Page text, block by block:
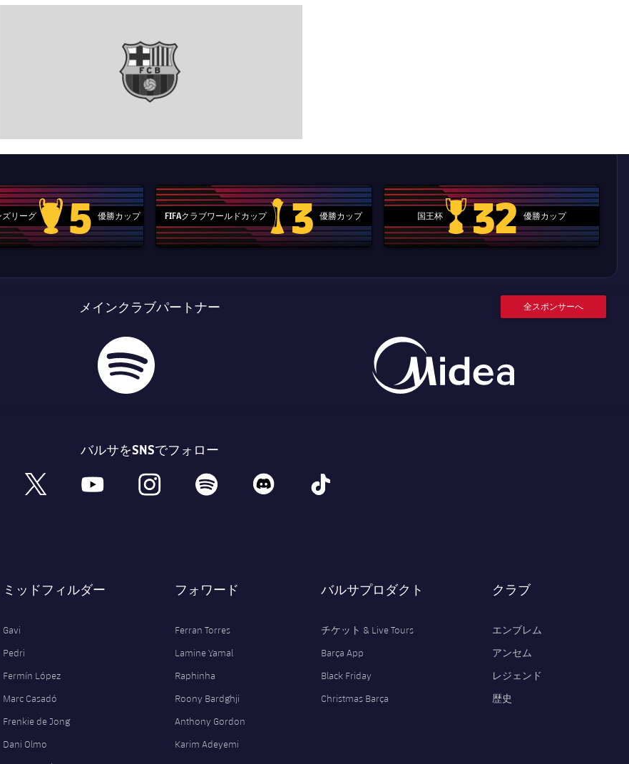
ズリーグ
Champions League trophy
5 優勝カップ FIFAクラブワールドカップ
label.aria.clubworldcup
3 優勝カップ 国王杯
国王杯
32 優勝カップ
メインクラブパートナー 全スポンサーへ
バルサをSNSでフォロー
x youtube instagram spotify discord tiktok
ミッドフィルダー
Gavi
Pedri
Fermín López
Marc Casadó
Frenkie de Jong
Dani Olmo
フォワード
Ferran Torres
Lamine Yamal
Raphinha
Roony Bardghji
Anthony Gordon
Karim Adeyemi
バルサプロダクト
チケット & Live Tours
Barça App
Black Friday
Christmas Barça
クラブ
エンブレム
アンセム
レジェンド
歴史